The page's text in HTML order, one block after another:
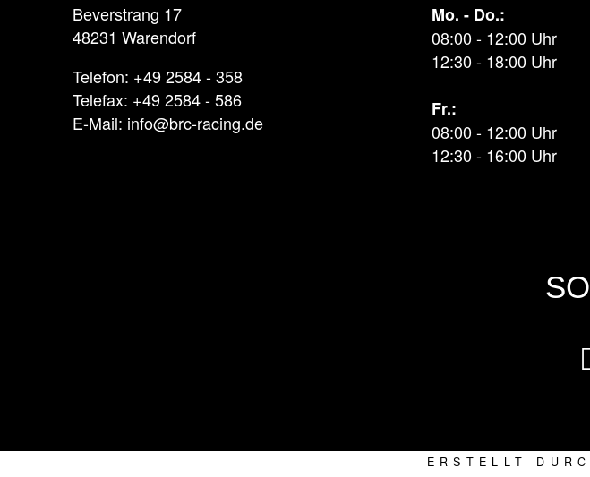
Beverstrang 17
48231 Warendorf
Telefon: +49 2584 - 358
Telefax: +49 2584 - 586
E-Mail: info@brc-racing.de
Mo. - Do.:
08:00 - 12:00 Uhr
12:30 - 18:00 Uhr
Fr.:
08:00 - 12:00 Uhr
12:30 - 16:00 Uhr
ERSTELLT